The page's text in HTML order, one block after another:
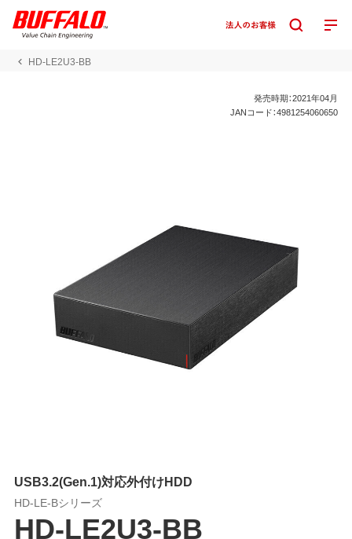
HD-LE2U3-BB
発売時期：2021年04月
JANコード：4981254060650
USB3.2(Gen.1)対応外付けHDD
HD-LE-Bシリーズ
HD-LE2U3-BB